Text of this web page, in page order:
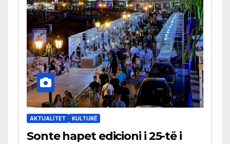
AKTUALITET KULTURË
Sonte hapet edicioni i 25-të i